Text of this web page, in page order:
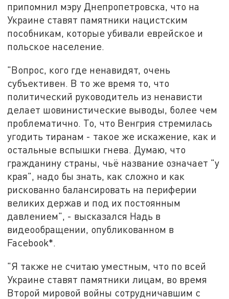
припомнил мэру Днепропетровска, что на
Украине ставят памятники нацистским
пособникам, которые убивали еврейское и
польское население.
"Вопрос, кого где ненавидят, очень
субъективен. В то же время то, что
политический руководитель из ненависти
делает шовинистические выводы, более чем
проблематично. То, что Венгрия стремилась
угодить тиранам - такое же искажение, как и
остальные вспышки гнева. Думаю, что
гражданину страны, чьё название означает "у
края", надо бы знать, как сложно и как
рискованно балансировать на периферии
великих держав и под их постоянным
давлением", - высказался Надь в
видеообращении, опубликованном в
Facebook*.
"Я также не считаю уместным, что по всей
Украине ставят памятники лицам, во время
Второй мировой войны сотрудничавшим с